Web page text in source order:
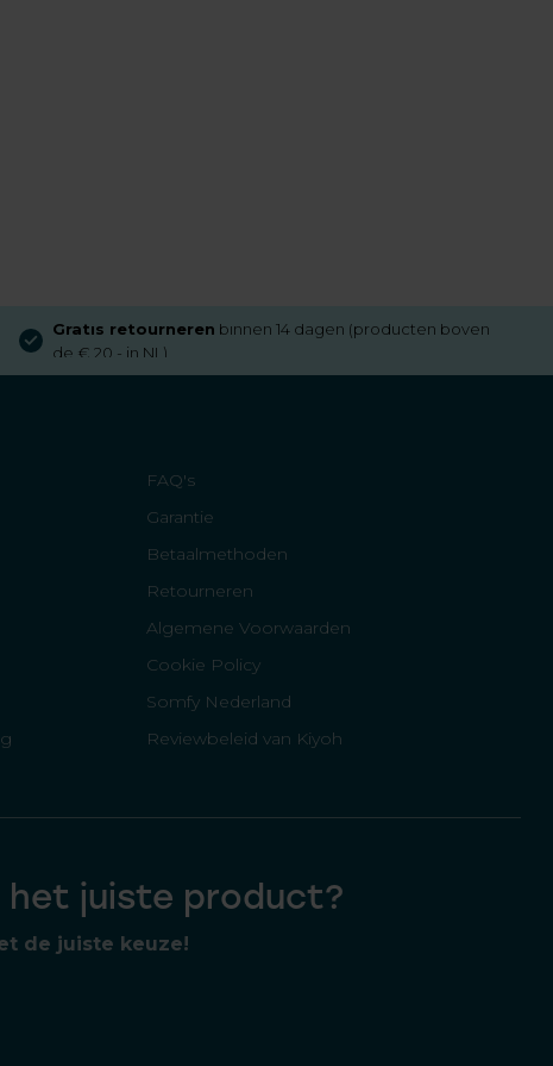
Gratis retourneren binnen 14 dagen (producten boven
de € 20,- in NL)
FAQ's
Garantie
Betaalmethoden
Retourneren
Algemene Voorwaarden
Cookie Policy
Somfy Nederland
Reviewbeleid van Kiyoh
het juiste product?
de juiste keuze!